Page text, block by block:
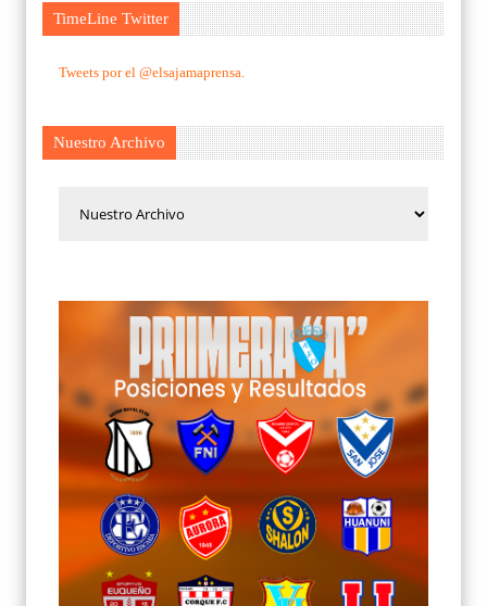
TimeLine Twitter
Tweets por el @elsajamaprensa.
Nuestro Archivo